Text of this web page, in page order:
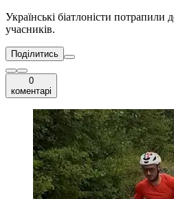
Українські біатлоністи потрапили
учасників.
Поділитись
0
коментарі